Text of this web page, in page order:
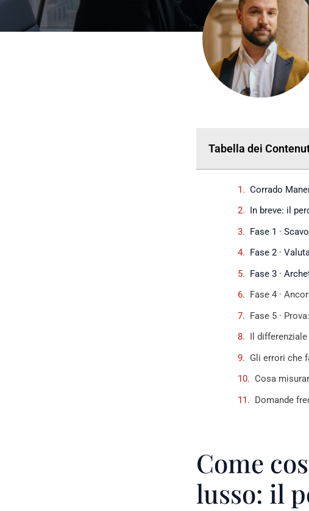
Tabella dei
Corrado
In breve: il
Fase 1 ·
Fase 2 ·
Fase 3 ·
Fase 4 ·
Fase 5 ·
Il
Gli errori che
Cosa
Domande
Come
lusso: il